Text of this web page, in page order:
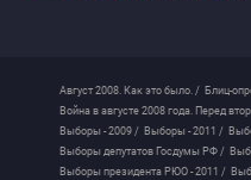
Август 2008. Как это было. / Блиц-
Война в августе 2008 года. Перед
Выборы - 2009 / Выборы - 2011 /
Выборы депутатов Госдумы РФ /
Выборы президента РЮО - 2011 /